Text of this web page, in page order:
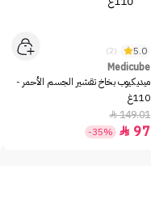
5.0
(2)
Medicube
ميديكيوب بخاخ تقشير الجسم الأحمر -
110غ
149.01

97

-35%